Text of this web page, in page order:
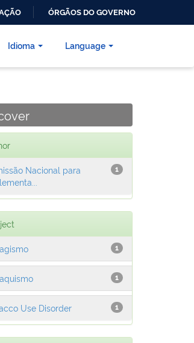
ÓRGÃOS DO GOVERNO
Language
Idioma
1
Nacional para
1
1
1
Use Disorder